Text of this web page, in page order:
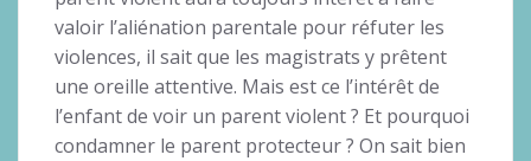
valoir l’aliénation parentale pour réfuter les
violences, il sait que les magistrats y prêtent
une oreille attentive. Mais est ce l’intérêt de
l’enfant de voir un parent violent ? Et pourquoi
condamner le parent protecteur ? On sait bien